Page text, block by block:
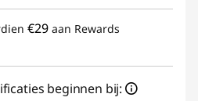
:-€ 240,38
€29 aan Rewards
beginnen bij: